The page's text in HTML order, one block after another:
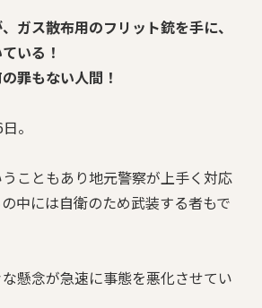
ガス散布用のフリット銃を手に、
いる！
罪もない人間！
。
こともあり地元警察が上手く対応
中には自衛のため武装する者もで
懸念が急速に事態を悪化させてい